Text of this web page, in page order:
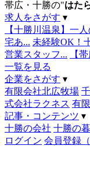
帯広・十勝の"はた
求人をさがす ▾
【十勝川温泉】一
宅あ... 未経験OK！
営業スタッフ...
【
一覧を見る
企業をさがす ▾
有限会社北広牧場
式会社ラクネス 有
記事・コンテンツ ▾
十勝の会社 十勝の
ログイン 会員登録（